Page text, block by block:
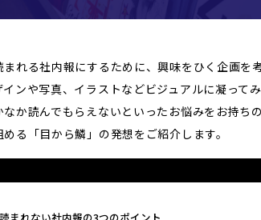
まれる社内報にするために、興味をひく企画を
インや写真、イラストなどビジュアルに凝って
なか読んでもらえないといったお悩みをお持ち
める「目から鱗」の発想をご紹介します。